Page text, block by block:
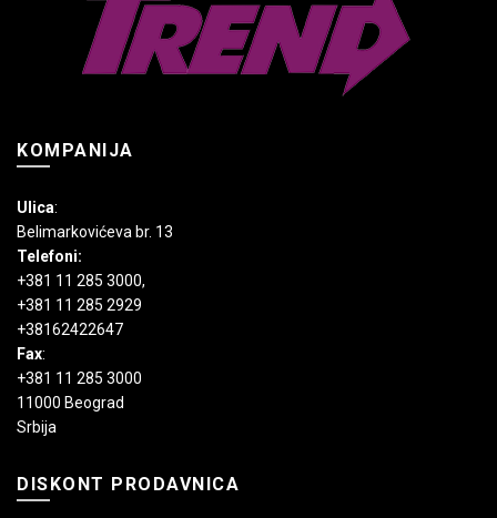
na
stranici
proizvoda.
KOMPANIJA
Ulica:
Belimarkovićeva br. 13
Telefoni:
+381 11 285 3000,
+381 11 285 2929
+38162422647
Fax:
+381 11 285 3000
11000 Beograd
Srbija
DISKONT PRODAVNICA